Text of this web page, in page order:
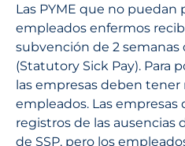
Las PYME que no puedan
empleados enfermos
subvención de 2 semanas
(Statutory Sick Pay). Para
las empresas deben tener
empleados. Las
registros de las ausencias
de SSP, pero los